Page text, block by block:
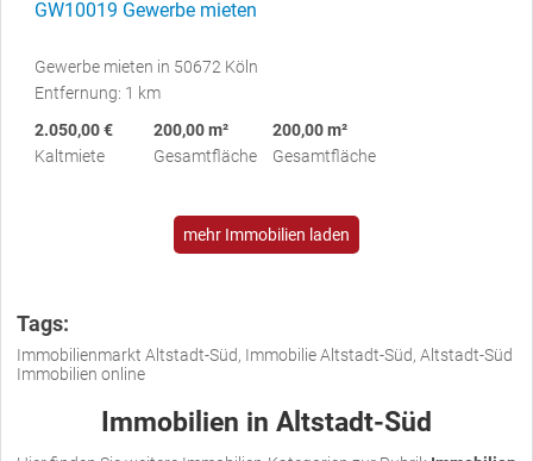
GW10019 Gewerbe mieten
Gewerbe mieten in 50672 Köln
Entfernung: 1 km
2.050,00 €
Kaltmiete
200,00 m²
Gesamtfläche
200,00 m²
Gesamtfläche
mehr Immobilien laden
Tags:
Immobilienmarkt Altstadt-Süd, Immobilie Altstadt-Süd, Altstadt-Süd
Immobilien online
Immobilien in Altstadt-Süd